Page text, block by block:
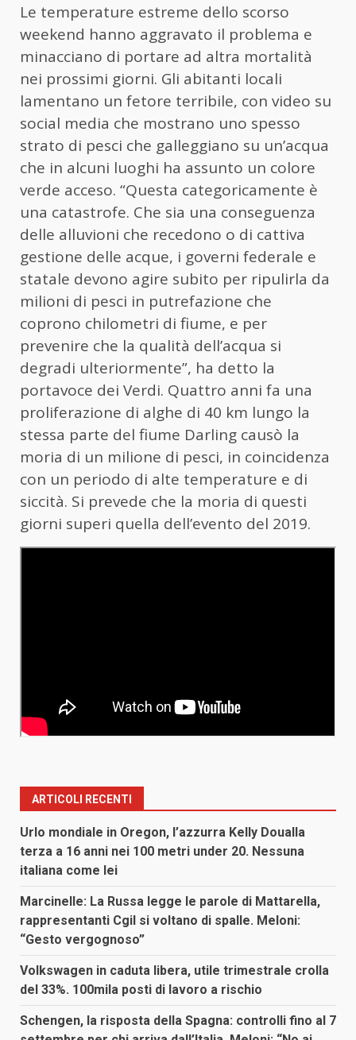
Le temperature estreme dello scorso
weekend hanno aggravato il problema e
minacciano di portare ad altra mortalità
nei prossimi giorni. Gli abitanti locali
lamentano un fetore terribile, con video su
social media che mostrano uno spesso
strato di pesci che galleggiano su un’acqua
che in alcuni luoghi ha assunto un colore
verde acceso. “Questa categoricamente è
una catastrofe. Che sia una conseguenza
delle alluvioni che recedono o di cattiva
gestione delle acque, i governi federale e
statale devono agire subito per ripulirla da
milioni di pesci in putrefazione che
coprono chilometri di fiume, e per
prevenire che la qualità dell’acqua si
degradi ulteriormente”, ha detto la
portavoce dei Verdi. Quattro anni fa una
proliferazione di alghe di 40 km lungo la
stessa parte del fiume Darling causò la
moria di un milione di pesci, in coincidenza
con un periodo di alte temperature e di
siccità. Si prevede che la moria di questi
giorni superi quella dell’evento del 2019.
ARTICOLI RECENTI
Urlo mondiale in Oregon, l’azzurra Kelly Doualla
terza a 16 anni nei 100 metri under 20. Nessuna
italiana come lei
Marcinelle: La Russa legge le parole di Mattarella,
rappresentanti Cgil si voltano di spalle. Meloni:
“Gesto vergognoso”
Volkswagen in caduta libera, utile trimestrale crolla
del 33%. 100mila posti di lavoro a rischio
Schengen, la risposta della Spagna: controlli fino al 7